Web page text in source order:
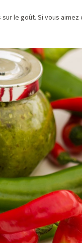
le goût. Si vous aimez